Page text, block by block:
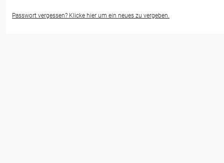
Passwort vergessen? Klicke hier um ein neues zu vergeben.